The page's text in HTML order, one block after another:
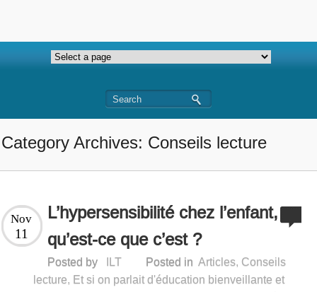
Category Archives: Conseils lecture
L’hypersensibilité chez l’enfant,
qu’est-ce que c’est ?
Nov
11
Posted by ILT Posted in Articles, Conseils
lecture, Et si on parlait d'éducation bienveillante et